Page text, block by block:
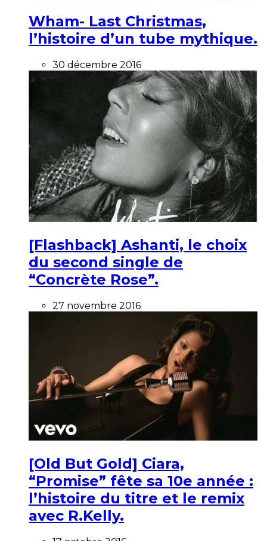
Wham- Last Christmas,
l’histoire d’un tube mythique.
30 décembre 2016
[Flashback] Ashanti, le choix
du second single de
“Concrète Rose”.
27 novembre 2016
[Old But Gold] Ciara,
“Promise” fête sa 10e année :
l’histoire du titre et le remix
avec R.Kelly.